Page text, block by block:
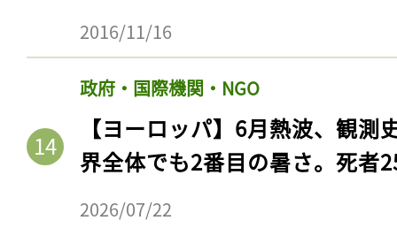
2016/11/16
政府・国際機関・NGO
【ヨーロッパ】6月熱波、観
界全体でも2番目の暑さ。死者
2026/07/22